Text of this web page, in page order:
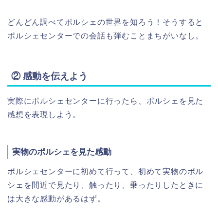
どんどん調べてポルシェの世界を知ろう！そうすると
ポルシェセンターでの会話も弾むことまちがいなし。
② 感動を伝えよう
実際にポルシェセンターに行ったら、ポルシェを見た
感想を表現しよう。
実物のポルシェを見た感動
ポルシェセンターに初めて行って、初めて実物のポル
シェを間近で見たり、触ったり、乗ったりしたときに
は大きな感動があるはず。